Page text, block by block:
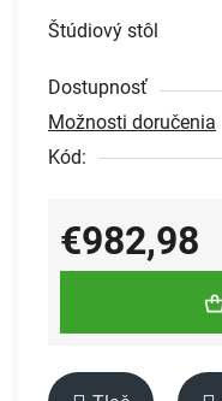
Štúdiový stôl
Dostupnosť
Možnosti doručenia
Kód:
€982,98
Jednotková cena: